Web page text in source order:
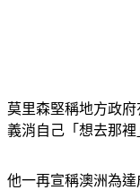
莫里森堅稱地方政
義消自己「想去那裡
他一再宣稱澳洲為達